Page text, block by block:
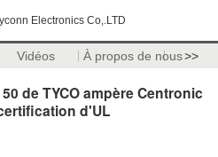
Electronics Co,.LTD
Vidéos À propos de nous>>
de TYCO ampère Centronic
d'UL